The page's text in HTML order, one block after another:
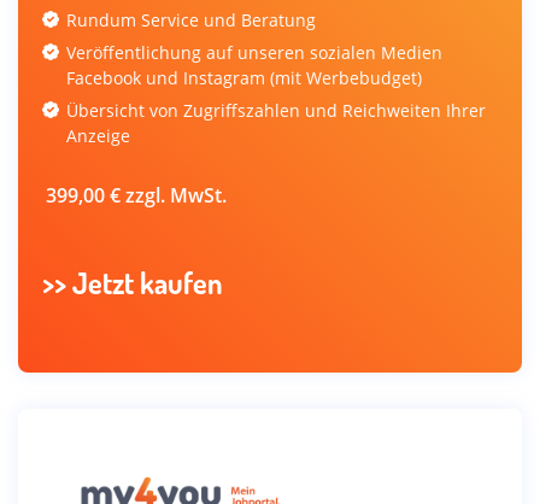
Rundum Service und Beratung
Veröffentlichung auf unseren sozialen Medien
Facebook und Instagram (mit Werbebudget)
Übersicht von Zugriffszahlen und Reichweiten Ihrer
Anzeige
399,00 € zzgl. MwSt.
>>Jetzt kaufen